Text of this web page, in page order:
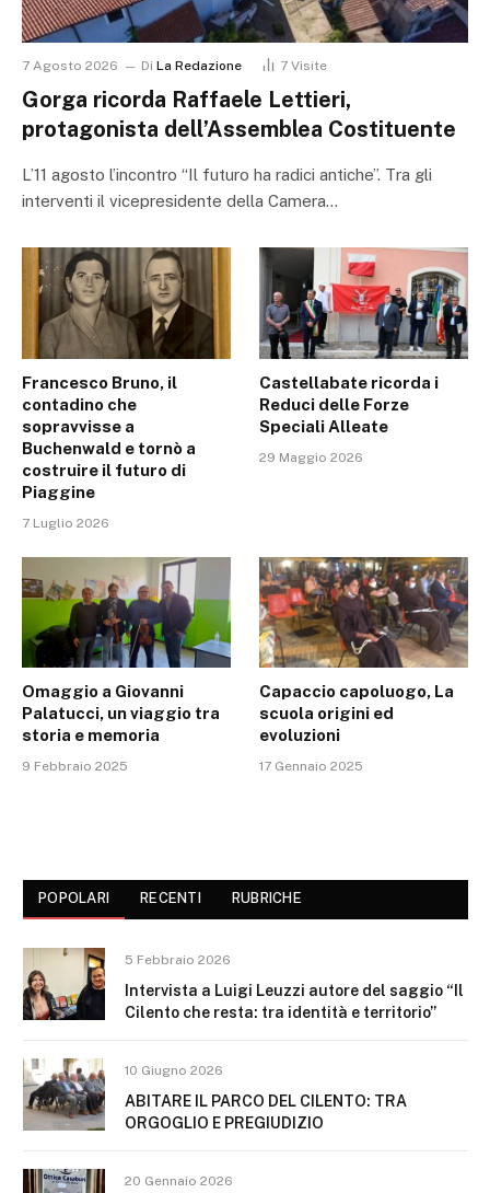
7 Agosto 2026 Di La Redazione 7 Visite
Gorga ricorda Raffaele Lettieri,
protagonista dell’Assemblea Costituente
L’11 agosto l’incontro “Il futuro ha radici antiche”. Tra gli
interventi il vicepresidente della Camera…
Francesco Bruno, il
contadino che
sopravvisse a
Buchenwald e tornò a
costruire il futuro di
Piaggine
7 Luglio 2026
Castellabate ricorda i
Reduci delle Forze
Speciali Alleate
29 Maggio 2026
Omaggio a Giovanni
Palatucci, un viaggio tra
storia e memoria
9 Febbraio 2025
Capaccio capoluogo, La
scuola origini ed
evoluzioni
17 Gennaio 2025
POPOLARI RECENTI RUBRICHE
5 Febbraio 2026
Intervista a Luigi Leuzzi autore del saggio “Il
Cilento che resta: tra identità e territorio”
10 Giugno 2026
ABITARE IL PARCO DEL CILENTO: TRA
ORGOGLIO E PREGIUDIZIO
20 Gennaio 2026